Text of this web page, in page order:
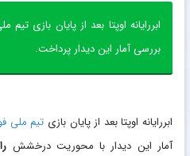
ابررایانه اوپتا بعد از پایان بازی تیم
بررسی آمار این دیدار پرداخت.
ابررایانه اوپتا بعد از پایان بازی تیم ملی
آمار این دیدار با محوریت درخشش